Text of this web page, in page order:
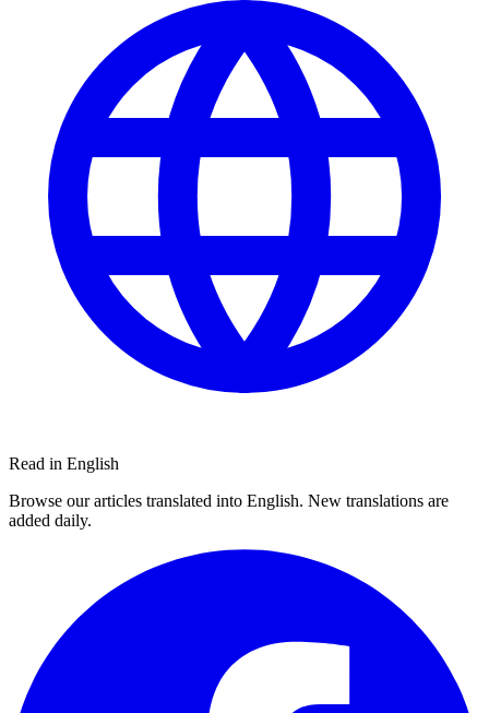
Read in English
Browse our articles translated into English. New translations are
added daily.